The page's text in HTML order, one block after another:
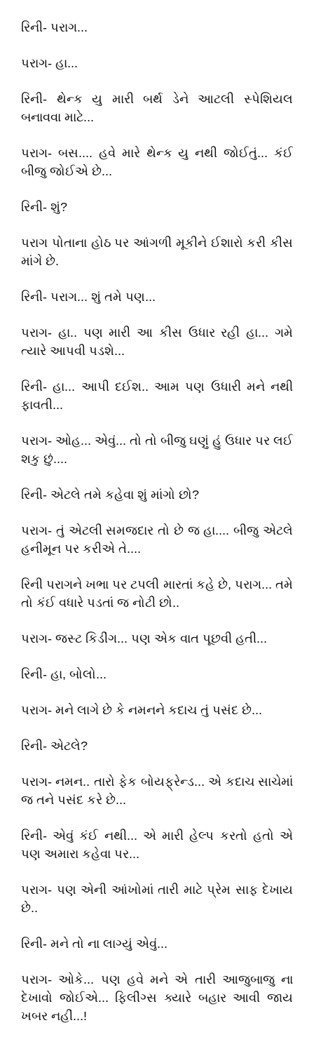
રિની- પરાગ...
પરાગ- હા...
રિની- થેન્ક યુ મારી બર્થ ડેને આટલી સ્પેશિયલ
બનાવવા માટે...
પરાગ- બસ.... હવે મારે થેન્ક યુ નથી જોઈતું... કંઈ
બીજુ જોઈએ છે...
રિની- શું?
પરાગ પોતાના હોઠ પર આંગળી મૂકીને ઈશારો કરી કીસ
માંગે છે.
રિની- પરાગ... શું તમે પણ...
પરાગ- હા.. પણ મારી આ કીસ ઉધાર રહી હા... ગમે
ત્યારે આપવી પડશે...
રિની- હા... આપી દઈશ.. આમ પણ ઉધારી મને નથી
ફાવતી...
પરાગ- ઓહ... એવું... તો તો બીજુ ઘણું હું ઉધાર પર લઈ
શકુ છું....
રિની- એટલે તમે કહેવા શું માંગો છો?
પરાગ- તું એટલી સમજદાર તો છે જ હા.... બીજુ એટલે
હનીમૂન પર કરીએ તે....
રિની પરાગને ખભા પર ટપલી મારતાં કહે છે, પરાગ... તમે
તો કંઈ વધારે પડતાં જ નોટી છો..
પરાગ- જસ્ટ કિડીંગ... પણ એક વાત પૂછવી હતી...
રિની- હા, બોલો...
પરાગ- મને લાગે છે કે નમનને કદાચ તું પસંદ છે...
રિની- એટલે?
પરાગ- નમન.. તારો ફેક બોયફ્રેન્ડ... એ કદાચ સાચેમાં
જ તને પસંદ કરે છે...
રિની- એવું કંઈ નથી... એ મારી હેલ્પ કરતો હતો એ
પણ અમારા કહેવા પર...
પરાગ- પણ એની આંખોમાં તારી માટે પ્રેમ સાફ દેખાય
છે..
રિની- મને તો ના લાગ્યું એવું...
પરાગ- ઓકે... પણ હવે મને એ તારી આજુબાજુ ના
દેખાવો જોઈએ... ફિલીંગ્સ ક્યારે બહાર આવી જાય
ખબર નહીં...!